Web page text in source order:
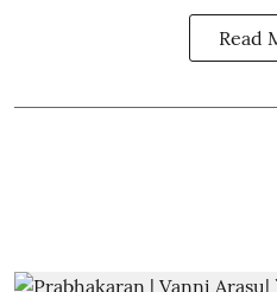
Read